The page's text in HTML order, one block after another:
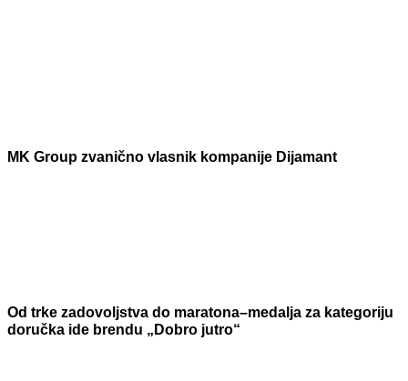
MK Group zvanično vlasnik kompanije Dijamant
Od trke zadovoljstva do maratona–medalja za kategoriju
doručka ide brendu „Dobro jutro“